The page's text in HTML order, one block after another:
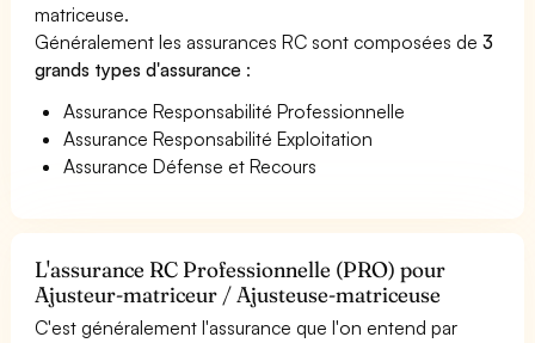
matriceuse.
Généralement les assurances RC sont composées de3
grands types d'assurance :
Assurance Responsabilité Professionnelle
Assurance Responsabilité Exploitation
Assurance Défense et Recours
L'assurance RC Professionnelle (PRO) pour
Ajusteur-matriceur / Ajusteuse-matriceuse
C'est généralement l'assurance que l'on entend par